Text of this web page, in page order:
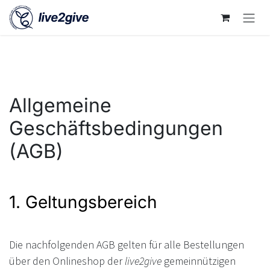
Zum Inhalt springen
Allgemeine
Geschäftsbedingungen
(AGB)
1. Geltungsbereich
Die nachfolgenden AGB gelten für alle Bestellungen
über den Onlineshop derlive2give gemeinnützigen